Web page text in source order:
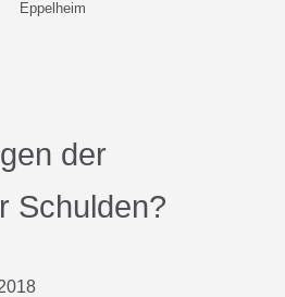
Eppelheim
der
Schulden?